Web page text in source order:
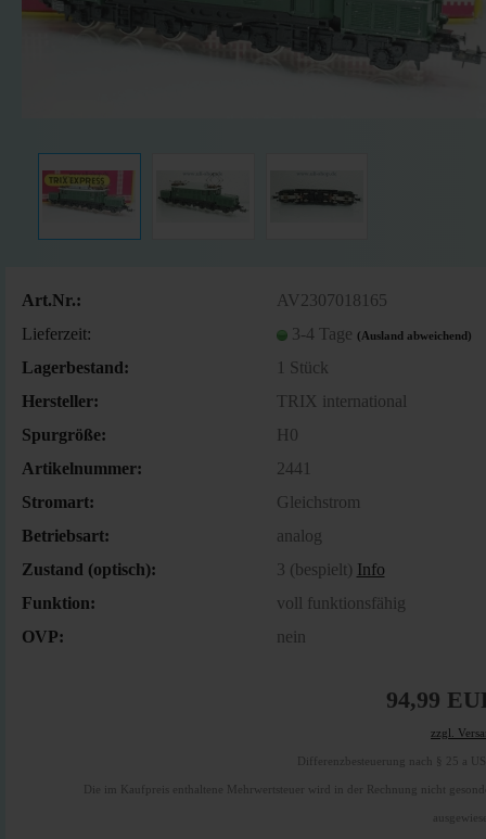
Art.Nr.:
AV2307018165
Lieferzeit:
3-4 Tage (Ausland abweichend)
Lagerbestand: 1 Stück
Hersteller:
TRIX international
Spurgröße:
H0
Artikelnummer:
2441
Stromart:
Gleichstrom
Betriebsart:
analog
Zustand (optisch):
3 (bespielt) Info
Funktion:
voll funktionsfähig
OVP:
nein
94,99
zzgl.
Differenzbesteuerung nach § 25 a
Die im Kaufpreis enthaltene Mehrwertsteuer wird in der Rechnung nicht